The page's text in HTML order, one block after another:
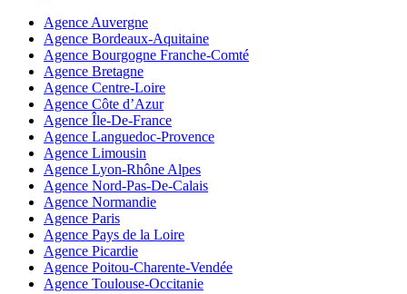
Agence Auvergne
Agence Bordeaux-Aquitaine
Agence Bourgogne Franche-Comté
Agence Bretagne
Agence Centre-Loire
Agence Côte d’Azur
Agence Île-De-France
Agence Languedoc-Provence
Agence Limousin
Agence Lyon-Rhône Alpes
Agence Nord-Pas-De-Calais
Agence Normandie
Agence Paris
Agence Pays de la Loire
Agence Picardie
Agence Poitou-Charente-Vendée
Agence Toulouse-Occitanie